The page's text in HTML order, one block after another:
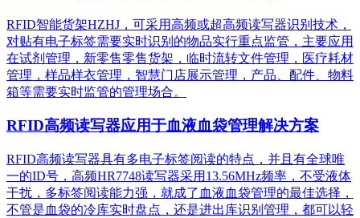
RFID智能货架HZHJ，可采用高频或超高频读写器识别技术，
对贴有电子标签需要实时识别的物品实行重点监管，主要应用
在试剂管理，新零售零售货架，临时流转文件管理，医疗耗材
管理，样品样衣管理，智慧门店展示管理，产品、配件、物料
箱等需要实时监管的管理场合。
RFID高频读写器应用于血液血袋管理解决方案
RFID高频读写器具有多电子标签阅读的特点，并且有全球唯
一的ID号，高频HR7748读写器采用13.56MHz频率，不受液体
干扰，多标签阅读能力强，就成了血液血袋管理的最佳选择，
不管是血袋的冷库实时盘点，还是进出库识别管理，都可以轻